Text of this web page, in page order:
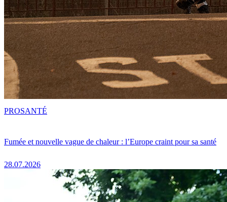
Fumée et nouvelle vague de chaleur : l’Europe craint pour sa santé
28.07.2026
PROSANTÉ